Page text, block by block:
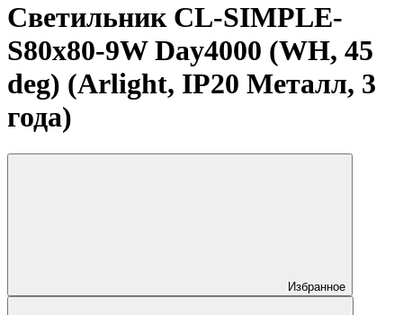
Светильник CL-SIMPLE-
S80x80-9W Day4000 (WH, 45
deg) (Arlight, IP20 Металл, 3
года)
Избранное